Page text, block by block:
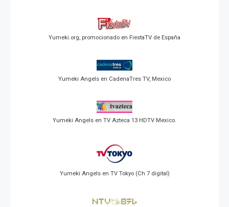
Yumeki.org, promocionado en FiestaTV de España
Yumeki Angels en CadenaTres TV, Mexico
Yumeki Angels en TV Azteca 13 HDTV Mexico.
Yumeki Angels en TV Tokyo (Ch 7 digital)